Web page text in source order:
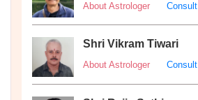
About Astrologer Consult
Shri Vikram Tiwari
About Astrologer Consult